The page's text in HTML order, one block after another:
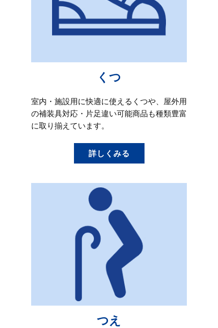
くつ
室内・施設用に快適に使えるくつや、屋外用
の補装具対応・片足違い可能商品も種類豊富
に取り揃えています。
詳しくみる
つえ